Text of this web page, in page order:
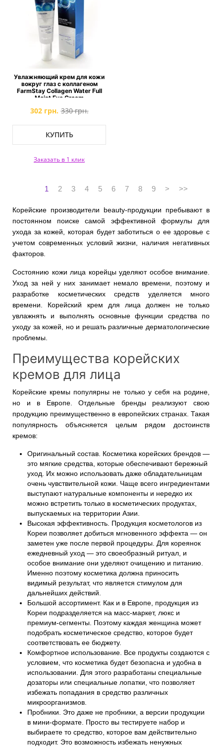
Увлажняющий крем для кожи
вокруг глаз с коллагеном
FarmStay Collagen Water Full
Moist Eye Cream
302 грн. 330 грн.
КУПИТЬ
Заказать в 1 клик
1 2 3 4 5 6 7 8 9 > >>
Корейские производители beauty-продукции пребывают в
постоянном поиске самой эффективной формулы для
ухода за кожей, которая будет заботиться о ее здоровье с
учетом современных условий жизни, наличия негативных
факторов.
Состоянию кожи лица корейцы уделяют особое внимание.
Уход за ней у них занимает немало времени, поэтому и
разработке косметических средств уделяется много
времени. Корейский крем для лица должен не только
увлажнять и выполнять основные функции средства по
уходу за кожей, но и решать различные дерматологические
проблемы.
Преимущества корейских
кремов для лица
Корейские кремы популярны не только у себя на родине,
но и в Европе. Отдельные бренды реализуют свою
продукцию преимущественно в европейских странах. Такая
популярность объясняется целым рядом достоинств
кремов:
Оригинальный состав. Косметика корейских брендов —
это мягкие средства, которые обеспечивают бережный
уход. Их можно использовать даже обладательницам
очень чувствительной кожи. Чаще всего ингредиентами
выступают натуральные компоненты и нередко их
можно встретить только в косметических продуктах,
выпускаемых на территории Азии.
Высокая эффективность. Продукция косметологов из
Кореи позволяет добиться мгновенного эффекта — он
заметен уже после первой процедуры. Для кореянок
ежедневный уход — это своеобразный ритуал, и
особое внимание они уделяют очищению и питанию.
Именно поэтому косметика должна приносить
видимый результат, что является стимулом для
дальнейших действий.
Большой ассортимент. Как и в Европе, продукция из
Кореи подразделяется на масс-маркет, люкс и
премиум-сегменты. Поэтому каждая женщина может
подобрать косметическое средство, которое будет
соответствовать ее бюджету.
Комфортное использование. Все продукты создаются с
условием, что косметика будет безопасна и удобна в
использовании. Для этого разработаны специальные
дозаторы или специальные лопатки, что позволяет
избежать попадания в средство различных
микроорганизмов.
Пробники. Это даже не пробники, а версии продукции
в мини-формате. Просто вы тестируете набор и
выбираете то средство, которое вам действительно
подходит. Это возможность избежать ненужных